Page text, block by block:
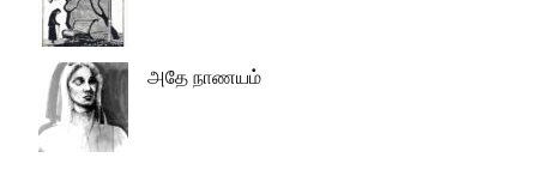
அதே நாணயம்